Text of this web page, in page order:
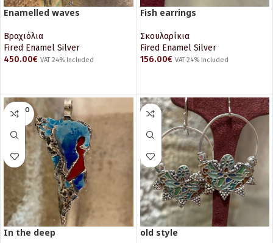
Enamelled waves
Βραχιόλια
Fired Enamel Silver
450.00€ VAT 24% Included
Fish earrings
Σκουλαρίκια
Fired Enamel Silver
156.00€ VAT 24% Included
SOLD O
UT
In the deep old style